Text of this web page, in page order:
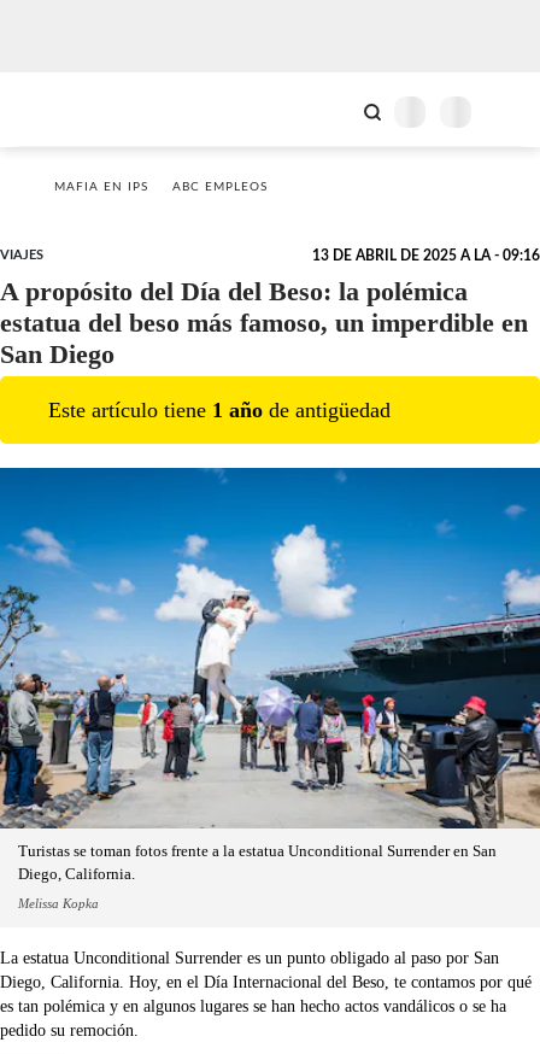
MAFIA EN IPS ABC EMPLEOS
VIAJES 13 DE ABRIL DE 2025 A LA - 09:16
A propósito del Día del Beso: la polémica
estatua del beso más famoso, un imperdible en
San Diego
Este artículo tiene 1 año de antigüedad
Turistas se toman fotos frente a la estatua Unconditional Surrender en San
Diego, California.
Melissa Kopka
La estatua Unconditional Surrender es un punto obligado al paso por San
Diego, California. Hoy, en el Día Internacional del Beso, te contamos por qué
es tan polémica y en algunos lugares se han hecho actos vandálicos o se ha
pedido su remoción.